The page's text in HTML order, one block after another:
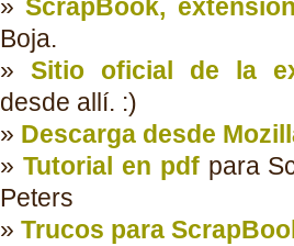
»ScrapBook,
Boja.
» Sitio oficial de la
desde allí. :)
» Descarga desde
» Tutorial en pdfpara
Peters
» Trucos para